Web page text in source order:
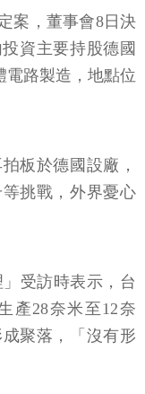
案，董事會8日決
資主要持股德國
電路製造，地點位
板於德國設廠，
挑戰，外界憂心
受訪時表示，台
產28奈米至12奈
聚落，「沒有形